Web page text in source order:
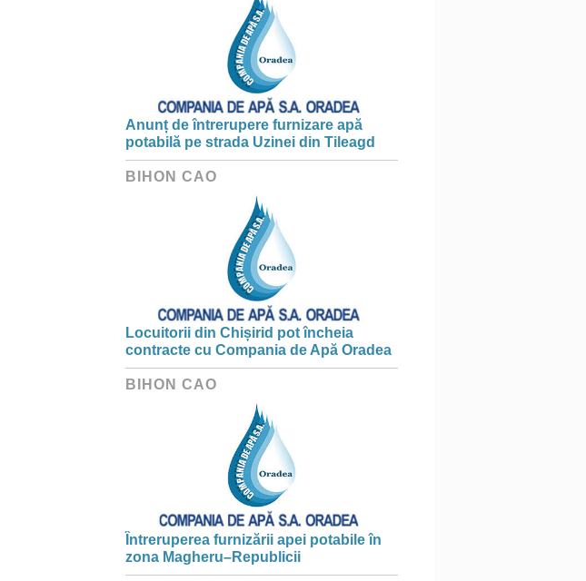
Anunț de întrerupere furnizare apă
potabilă pe strada Uzinei din Tileagd
BIHON CAO
Locuitorii din Chișirid pot încheia
contracte cu Compania de Apă Oradea
BIHON CAO
Întreruperea furnizării apei potabile în
zona Magheru–Republicii